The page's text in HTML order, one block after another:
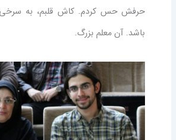
حرفش حس کردم. کاش قلبم، به
باشد. آن معلم بزرگ.